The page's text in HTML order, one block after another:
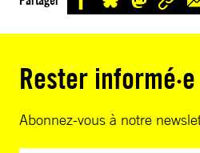
Rester informé·e
Abonnez-vous à notre